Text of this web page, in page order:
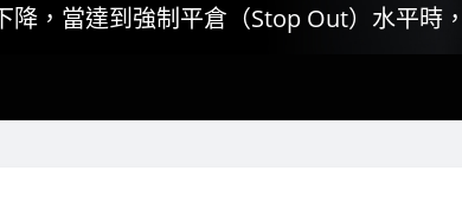
降，當達到強制平倉（Stop Out）水平時